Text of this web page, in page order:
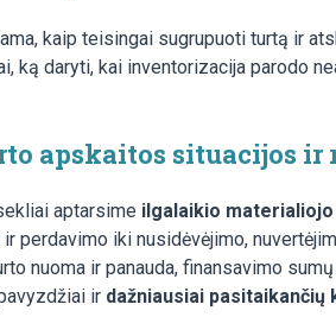
kaip teisingai sugrupuoti turtą ir
ką daryti, kai inventorizacija parodo
apskaitos situacijos ir
aptarsime ilgalaikio
perdavimo iki nusidėvėjimo,
nuoma ir panauda, finansavimo
ir dažniausiai pasitaikančių